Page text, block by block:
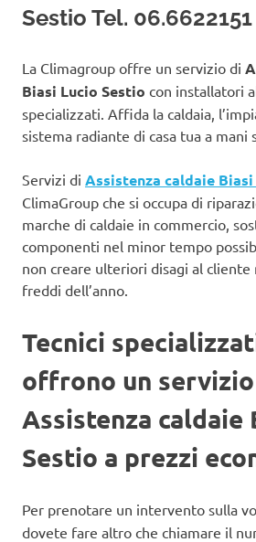
Sestio Tel. 06.6622151
La Climagroup offre un servizio di
Biasi Lucio Sestio con installatori
specializzati. Affida la caldaia,
sistema radiante di casa tua a mani
Servizi di Assistenza caldaie Biasi
ClimaGroup che si occupa di
marche di caldaie in commercio,
componenti nel minor tempo
non creare ulteriori disagi al cliente
freddi dell’anno.
Tecnici
offrono un
Assistenza caldaie
Sestio a prezzi
Per prenotare un intervento sulla
dovete fare altro che chiamare il